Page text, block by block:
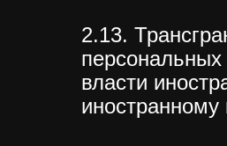
2.13.
персональных
власти